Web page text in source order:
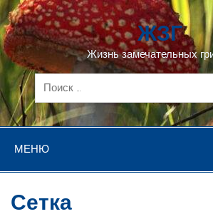
Перейти
к
содержимому
ЖЗГ
Жизнь замечательных
МЕНЮ
Сетка